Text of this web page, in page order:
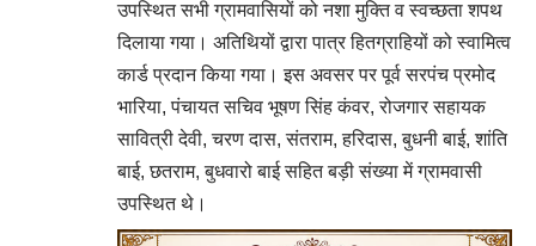
उपस्थित सभी ग्रामवासियों को नशा मुक्ति व स्वच्छता शपथ
दिलाया गया। अतिथियों द्वारा पात्र हितग्राहियों को स्वामित्व
कार्ड प्रदान किया गया। इस अवसर पर पूर्व सरपंच प्रमोद
भारिया, पंचायत सचिव भूषण सिंह कंवर, रोजगार सहायक
सावित्री देवी, चरण दास, संतराम, हरिदास, बुधनी बाई, शांति
बाई, छतराम, बुधवारो बाई सहित बड़ी संख्या में ग्रामवासी
उपस्थित थे।